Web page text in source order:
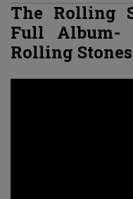
The Rolling
Full Album-
Rolling Stones